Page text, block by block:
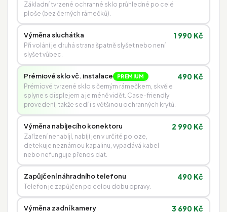
Základní tvrzené ochranné sklo průhledné po celé
ploše (bez černých rámečků).
Výměna sluchátka
Při volání je druhá strana špatně slyšet nebo není
slyšet vůbec.
1 990 Kč
Prémiové sklo vč. instalace PREMIUM
Prémiové tvrzené sklo s černým rámečkem, skvěle
splyne s displejem a je méně vidět. Case-friendly
provedení, takže sedí i s většinou ochranných krytů.
490 Kč
Výměna nabíjecího konektoru
Zařízení nenabíjí, nabíjí jen v určité poloze,
detekuje neznámou kapalinu, vypadává kabel
nebo nefunguje přenos dat.
2 990 Kč
Zapůjčení náhradního telefonu
Telefon je zapůjčen po celou dobu opravy.
490 Kč
Výměna zadní kamery 3 690 Kč